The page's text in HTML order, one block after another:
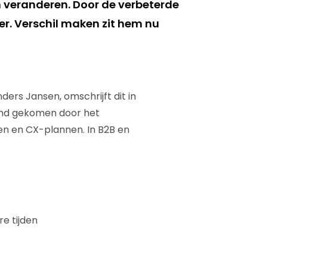
Door de verbeterde
Verschil maken zit hem nu
Jansen, omschrijft dit in
gekomen door het
en CX-plannen. In B2B en
tijden